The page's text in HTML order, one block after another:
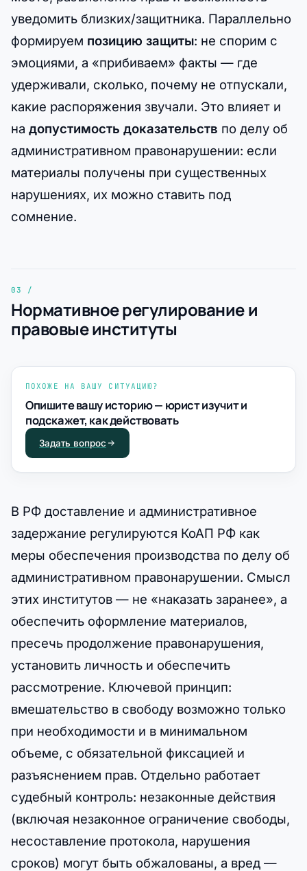
уведомить близких/защитника. Параллельно
формируем позицию защиты: не спорим с
эмоциями, а «прибиваем» факты — где
удерживали, сколько, почему не отпускали,
какие распоряжения звучали. Это влияет и
на допустимость доказательств по делу об
административном правонарушении: если
материалы получены при существенных
нарушениях, их можно ставить под
сомнение.
Нормативное регулирование и
правовые институты
ПОХОЖЕ НА ВАШУ СИТУАЦИЮ?
Опишите вашу историю — юрист изучит и
подскажет, как действовать
Задать вопрос
В РФ доставление и административное
задержание регулируются КоАП РФ как
меры обеспечения производства по делу об
административном правонарушении. Смысл
этих институтов — не «наказать заранее», а
обеспечить оформление материалов,
пресечь продолжение правонарушения,
установить личность и обеспечить
рассмотрение. Ключевой принцип:
вмешательство в свободу возможно только
при необходимости и в минимальном
объеме, с обязательной фиксацией и
разъяснением прав. Отдельно работает
судебный контроль: незаконные действия
(включая незаконное ограничение свободы,
несоставление протокола, нарушения
сроков) могут быть обжалованы, а вред —